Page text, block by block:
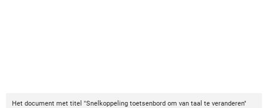
Het document met titel "Snelkoppeling toetsenbord om van taal te veranderen"